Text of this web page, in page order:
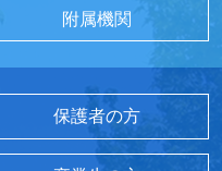
附属機関
保護者の方